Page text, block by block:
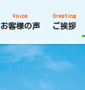
Voice
お客様の声
Greeting
ご挨拶